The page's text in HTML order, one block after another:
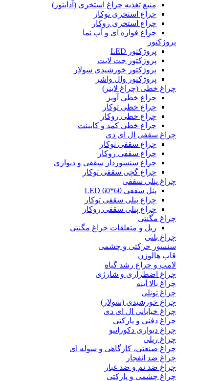
منبع تغذیه چراغ استخری (آداپتور)
چراغ استخری توکار
چراغ استخری روکار
چراغ فواره ای و آب نما
پروژکتور
پروژکتور LED
پروژکتور جت لایت
پروژکتور خورشیدی سولار
پروژکتور وال واشر
چراغ خطی (چراغ لاینر)
چراغ خطی آویز
چراغ خطی توکار
چراغ خطی روکار
چراغ خطی کمد و کابینت
چراغ سقفی ال ای دی
چراغ سقفی توکار
چراغ سقفی روکار
چراغ سنسوردار سقفی و دیواری
چراغ گچی سقفی توکار
چراغ پنلی سقفی
پنل سقفی 60*60 LED
چراغ پنلی سقفی توکار
چراغ پنلی سقفی روکار
چراغ مگنتی
ریل و متعلقات چراغ مگنتی
چراغ بلتی
سنسور حرکتی و چشمی
قاب هالوژن
لامپ و چراغ رشد گیاه
چراغ اضطراری و شارژی
چراغ بالا آینه
چراغ تونلی
چراغ خورشیدی (سولار)
چراغ خیابانی ال ای دی
چراغ دفنی و پارکتی
چراغ دیواری دکوراتیو
چراغ ریلی
چراغ صنعتی، کارگاهی و سوله ای
چراغ ضد انفجار
چراغ ضد نم و ضد غبار
چراغ چشمی و پارکتی